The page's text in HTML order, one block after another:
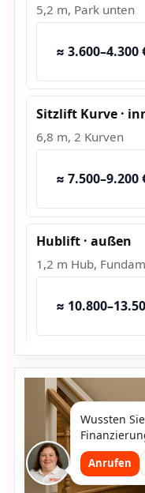
5,2 m, Park unten
≈ 3.600–4.300
Sitzlift Kurve ·
6,8 m, 2 Kurven
≈ 7.500–9.200
Hublift · außen
1,2 m Hub,
≈
Wussten
Anrufen